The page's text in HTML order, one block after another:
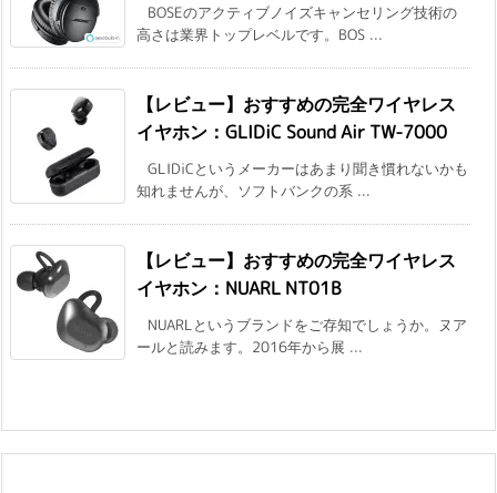
BOSEのアクティブノイズキャンセリング技術の
高さは業界トップレベルです。BOS ...
【レビュー】おすすめの完全ワイヤレス
イヤホン：GLIDiC Sound Air TW-7000
GLIDiCというメーカーはあまり聞き慣れないかも
知れませんが、ソフトバンクの系 ...
【レビュー】おすすめの完全ワイヤレス
イヤホン：NUARL NT01B
NUARLというブランドをご存知でしょうか。ヌア
ールと読みます。2016年から展 ...